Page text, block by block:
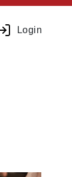
Login